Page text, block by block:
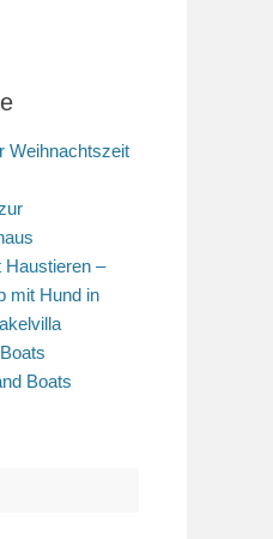
Weihnachtszeit
Haustieren –
mit Hund in
Boats